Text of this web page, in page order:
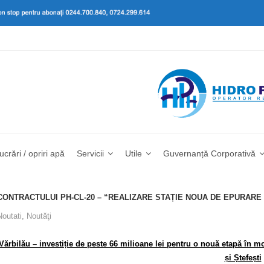
/ opriri apă Servicii Utile Guvernanță Corporativă
PH-CL-20 – “REALIZARE STAȚIE NOUA DE
Noutăţi
– investiție de peste 66 milioane lei pentru o nouă etapă în
și Ștefești